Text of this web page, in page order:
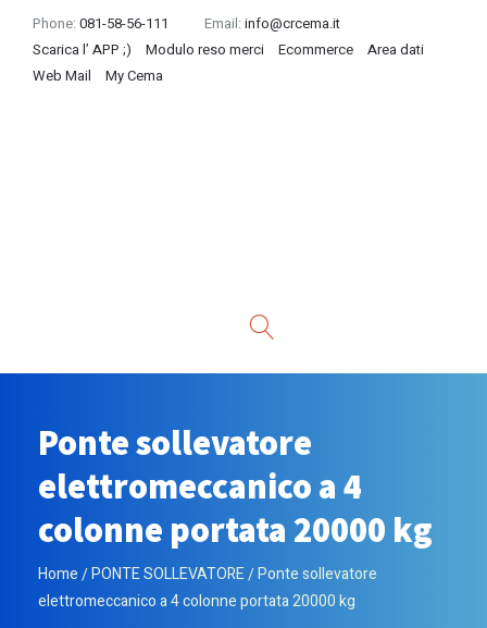
Phone: 081-58-56-111 Email: info@crcema.it
Scarica l’ APP ;)
Modulo reso merci Ecommerce
Area dati
Web Mail
My Cema
Ponte sollevatore
elettromeccanico a 4
colonne portata 20000 kg
Home PONTE SOLLEVATORE Ponte sollevatore
elettromeccanico a 4 colonne portata 20000 kg